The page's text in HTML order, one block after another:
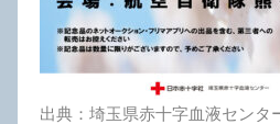
出典：埼玉県赤十字血液センタ